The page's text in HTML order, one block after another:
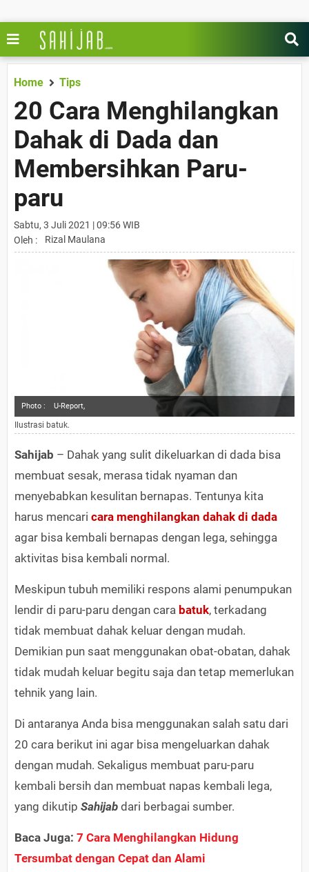
Home Tips
20 Cara Menghilangkan
Dahak di Dada dan
Membersihkan Paru-
paru
Sabtu, 3 Juli 2021 | 09:56 WIB
Oleh :
Rizal Maulana
Photo : U-Report,
Ilustrasi batuk.
Sahijab – Dahak yang sulit dikeluarkan di dada bisa
membuat sesak, merasa tidak nyaman dan
menyebabkan kesulitan bernapas. Tentunya kita
harus mencari cara menghilangkan dahak di dada
agar bisa kembali bernapas dengan lega, sehingga
aktivitas bisa kembali normal.
Meskipun tubuh memiliki respons alami penumpukan
lendir di paru-paru dengan cara batuk, terkadang
tidak membuat dahak keluar dengan mudah.
Demikian pun saat menggunakan obat-obatan, dahak
tidak mudah keluar begitu saja dan tetap memerlukan
tehnik yang lain.
Di antaranya Anda bisa menggunakan salah satu dari
20 cara berikut ini agar bisa mengeluarkan dahak
dengan mudah. Sekaligus membuat paru-paru
kembali bersih dan membuat napas kembali lega,
yang dikutip Sahijab dari berbagai sumber.
Baca Juga: 7 Cara Menghilangkan Hidung
Tersumbat dengan Cepat dan Alami